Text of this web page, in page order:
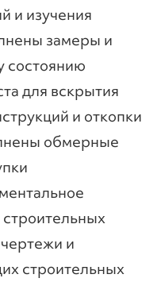
и изучения
замеры и
состоянию
для вскрытия
и откопки
обмерные
и
строительных